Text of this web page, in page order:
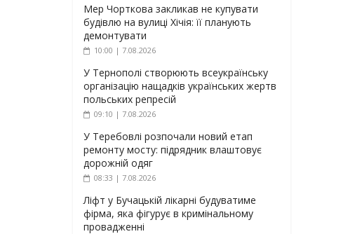
Мер Чорткова закликав не купувати
будівлю на вулиці Хічія: її планують
демонтувати
10:00 | 7.08.2026
У Тернополі створюють всеукраїнську
організацію нащадків українських жертв
польських репресій
09:10 | 7.08.2026
У Теребовлі розпочали новий етап
ремонту мосту: підрядник влаштовує
дорожній одяг
08:33 | 7.08.2026
Ліфт у Бучацькій лікарні будуватиме
фірма, яка фігурує в кримінальному
провадженні